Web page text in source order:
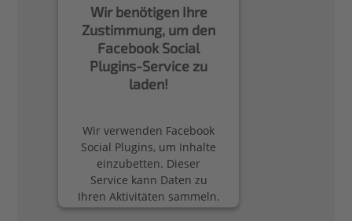
Wir benötigen Ihre
Zustimmung, um den
Facebook Social
Plugins-Service zu
laden!
Wir verwenden Facebook
Social Plugins, um Inhalte
einzubetten. Dieser
Service kann Daten zu
Ihren Aktivitäten sammeln.
Bitte lesen Sie die Details